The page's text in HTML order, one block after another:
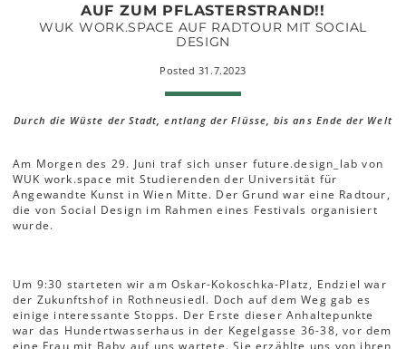
AUF ZUM PFLASTERSTRAND!!
WUK WORK.SPACE AUF RADTOUR MIT SOCIAL
DESIGN
Posted 31.7.2023
Durch die Wüste der Stadt, entlang der Flüsse, bis ans Ende der Welt
Am Morgen des 29. Juni traf sich unser future.design_lab von
WUK work.space mit Studierenden der Universität für
Angewandte Kunst in Wien Mitte. Der Grund war eine Radtour,
die von Social Design im Rahmen eines Festivals organisiert
wurde.
Um 9:30 starteten wir am Oskar-Kokoschka-Platz, Endziel war
der Zukunftshof in Rothneusiedl. Doch auf dem Weg gab es
einige interessante Stopps. Der Erste dieser Anhaltepunkte
war das Hundertwasserhaus in der Kegelgasse 36-38, vor dem
eine Frau mit Baby auf uns wartete. Sie erzählte uns von ihren